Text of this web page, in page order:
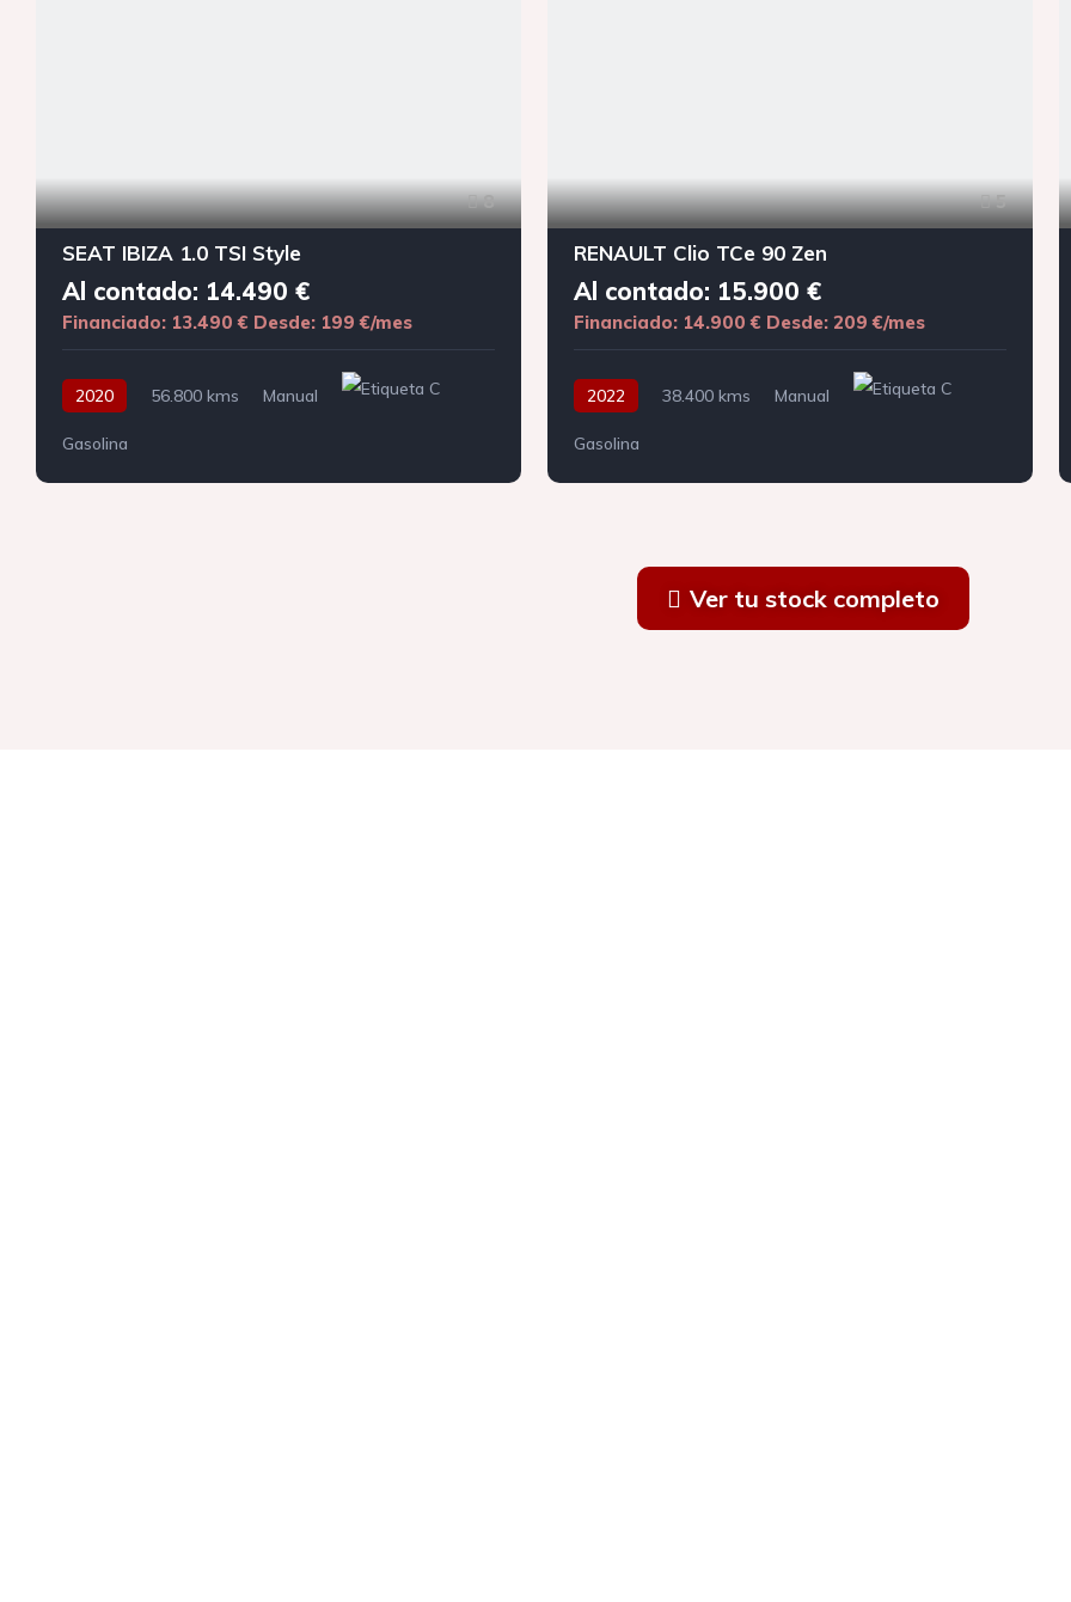
8
SEAT IBIZA 1.0 TSI Style
Al contado: 14.490 €
Financiado: 13.490 € Desde: 199 €/mes
2020 56.800 kms Manual
Gasolina
5
RENAULT Clio TCe 90 Zen
Al contado: 15.900 €
Financiado: 14.900 € Desde: 209 €/mes
2022 38.400 kms Manual
Gasolina
Ver tu stock completo